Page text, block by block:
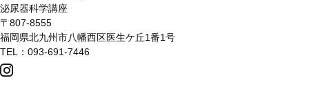
泌尿器科学講座
〒807-8555
福岡県北九州市八幡西区医生ケ丘1番1号
TEL：093-691-7446